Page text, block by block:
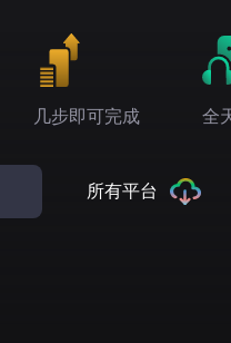
几步即可完成 全
所有平台